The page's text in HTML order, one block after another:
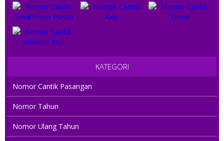
KATEGORI
Nomor Cantik Pasangan
Nomor Tahun
Nomor Ulang Tahun